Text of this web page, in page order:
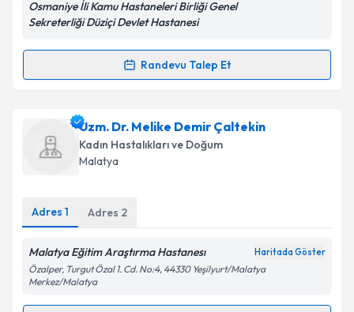
Kişisel verilerimin işlenmesine ilişkin
kapsamda işlenmesini kabul ediyorum.
Osmaniye İli Kamu Hastaneleri Birliği Genel
Sekreterliği Düziçi Devlet Hastanesi
Randevu Talep Et
Randevu Takvimi Talebi
Ass. Dr. Haççe Yeniçeriiçin randevu takvimi talebi
oluşturun. Size bu uzmandan randevu almanız için bir
takvim hazırlandığında e-posta ile bilgilendireceğiz.
Kişisel verilerimin işlenmesine ilişkinAydınlatma
Metni
Uzm. Dr. Melike Demir Çaltekin
Kadın Hastalıkları ve Doğum
Malatya
Adres 1 Adres 2
Malatya Eğitim Araştırma Hastanesı Haritada Göster
Özalper, Turgut Özal 1. Cd. No:4, 44330 Yeşilyurt/Malatya
Merkez/Malatya